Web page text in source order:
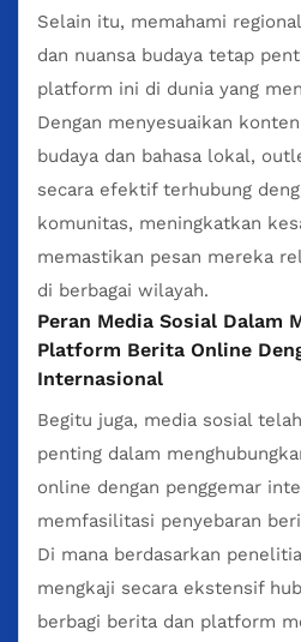
Selain itu, memahami
dan nuansa budaya tetap
platform ini di dunia yang
Dengan menyesuaikan
budaya dan bahasa lokal,
secara efektif terhubung
komunitas, meningkatkan
memastikan pesan mereka
di berbagai wilayah.
Peran Media Sosial Dalam
Platform Berita Online
Internasional
Begitu juga, media sosial
penting dalam
online dengan penggemar
memfasilitasi penyebaran
Di mana berdasarkan
mengkaji secara ekstensif
berbagi berita dan platform